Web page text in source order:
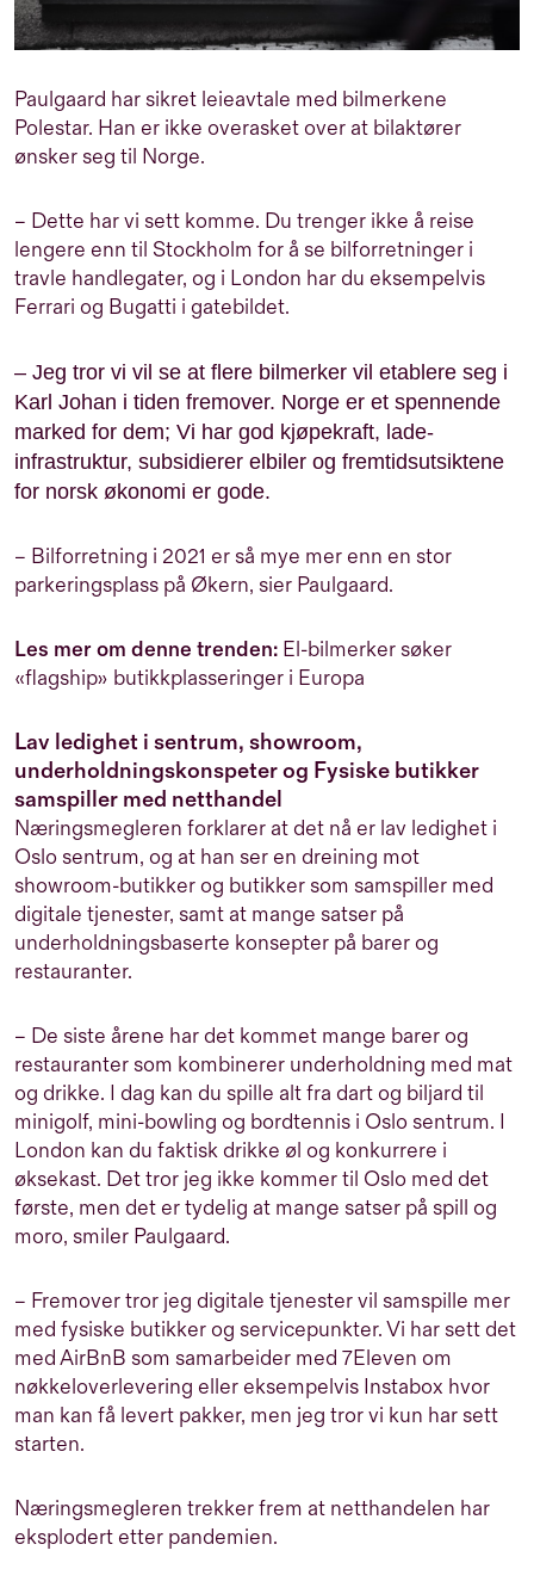
Paulgaard har sikret leieavtale med bilmerkene
Polestar. Han er ikke overasket over at bilaktører
ønsker seg til Norge.
– Dette har vi sett komme. Du trenger ikke å reise
lengere enn til Stockholm for å se bilforretninger i
travle handlegater, og i London har du eksempelvis
Ferrari og Bugatti i gatebildet.
– Jeg tror vi vil se at flere bilmerker vil etablere seg i
Karl Johan i tiden fremover. Norge er et spennende
marked for dem; Vi har god kjøpekraft, lade-
infrastruktur, subsidierer elbiler og fremtidsutsiktene
for norsk økonomi er gode.
– Bilforretning i 2021 er så mye mer enn en stor
parkeringsplass på Økern, sier Paulgaard.
Les mer om denne trenden: El-bilmerker søker
«flagship» butikkplasseringer i Europa
Lav ledighet i sentrum, showroom,
underholdningskonspeter og Fysiske butikker
samspiller med netthandel
Næringsmegleren forklarer at det nå er lav ledighet i
Oslo sentrum, og at han ser en dreining mot
showroom-butikker og butikker som samspiller med
digitale tjenester, samt at mange satser på
underholdningsbaserte konsepter på barer og
restauranter.
– De siste årene har det kommet mange barer og
restauranter som kombinerer underholdning med mat
og drikke. I dag kan du spille alt fra dart og biljard til
minigolf, mini-bowling og bordtennis i Oslo sentrum. I
London kan du faktisk drikke øl og konkurrere i
øksekast. Det tror jeg ikke kommer til Oslo med det
første, men det er tydelig at mange satser på spill og
moro, smiler Paulgaard.
– Fremover tror jeg digitale tjenester vil samspille mer
med fysiske butikker og servicepunkter. Vi har sett det
med AirBnB som samarbeider med 7Eleven om
nøkkeloverlevering eller eksempelvis Instabox hvor
man kan få levert pakker, men jeg tror vi kun har sett
starten.
Næringsmegleren trekker frem at netthandelen har
eksplodert etter pandemien.